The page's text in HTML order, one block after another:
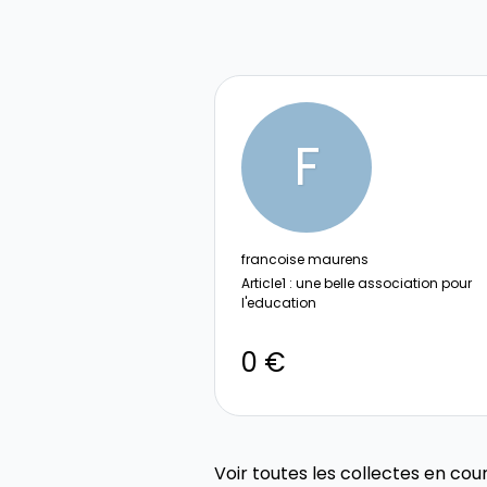
F
francoise maurens
Article1 : une belle association pour
l'education
0 €
Voir toutes les collectes en